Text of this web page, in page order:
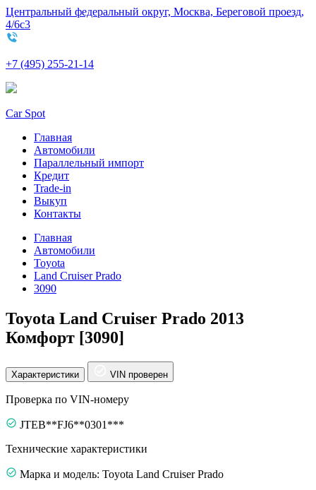
Центральный федеральный округ, Москва, Береговой проезд,
4/6с3
+7 (495) 255-21-14
Car Spot
Главная
Автомобили
Параллельный импорт
Кредит
Trade-in
Выкуп
Контакты
Главная
Автомобили
Toyota
Land Cruiser Prado
3090
Toyota Land Cruiser Prado 2013
Комфорт [3090]
Характеристики VIN проверен
Проверка по VIN-номеру
JTEB**FJ6**0301***
Технические характеристики
Марка и модель: Toyota Land Cruiser Prado